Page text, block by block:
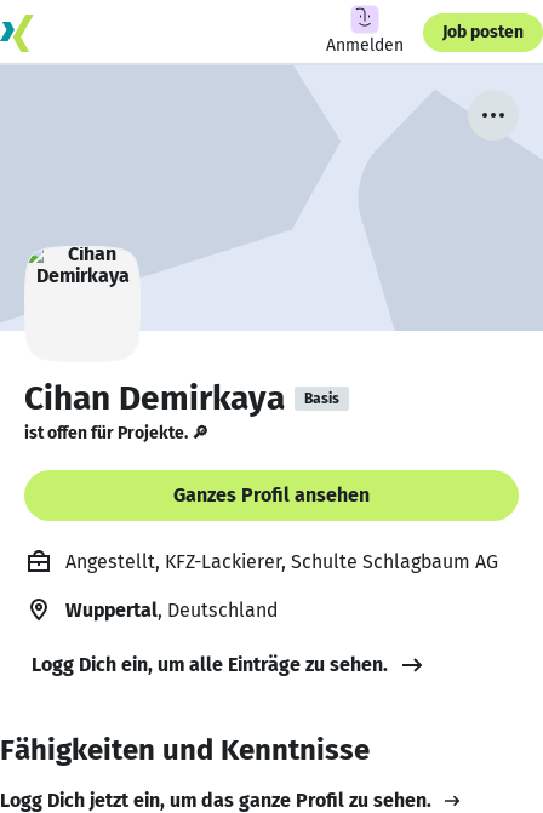
Anmelden
Job posten
Cihan Demirkaya Basis
ist offen für Projekte. 🔎
Ganzes Profil ansehen
Angestellt, KFZ-Lackierer, Schulte Schlagbaum AG
Wuppertal, Deutschland
Logg Dich ein, um alle Einträge zu sehen.
Fähigkeiten und Kenntnisse
Logg Dich jetzt ein, um das ganze Profil zu sehen.